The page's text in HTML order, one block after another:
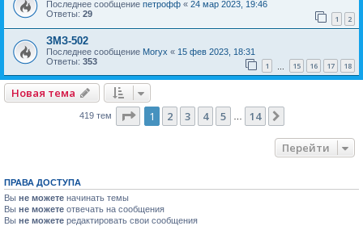
Последнее сообщение петрофф « 24 мар 2023, 19:46
Ответы: 29 1 2
ЗМЗ-502
Последнее сообщение Moryx « 15 фев 2023, 18:31
Ответы: 353 1 15 16 17 18
Новая тема
419 тем Страница из 14
1 2 3 4 5 14
Перейти
ПРАВА ДОСТУПА
Вы не можете начинать темы
Вы не можете отвечать на сообщения
Вы не можете редактировать свои сообщения